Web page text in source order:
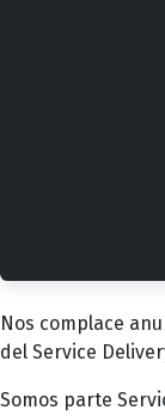
Nos complace
del Service
Somos parte